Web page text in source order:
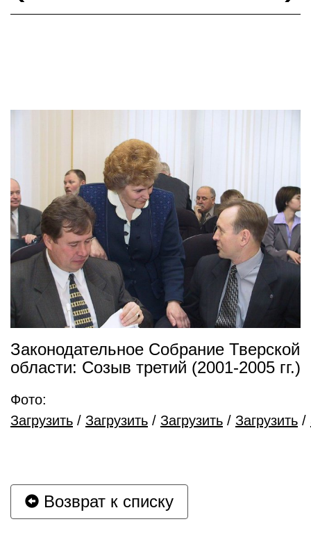
Законодательное Собрание Тверской
области: Созыв третий (2001-2005 гг.)
Фото:
Загрузить / Загрузить / Загрузить / Загрузить /
Возврат к списку